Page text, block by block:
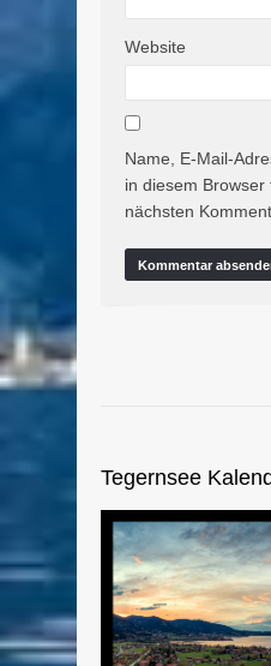
Website
Name, E-Mail-
in diesem Browser
nächsten
Tegernsee